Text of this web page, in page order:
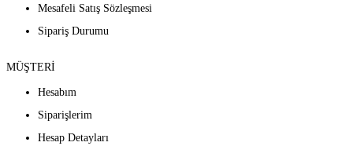
Mesafeli Satış Sözleşmesi
Sipariş Durumu
MÜŞTERİ
Hesabım
Siparişlerim
Hesap Detayları